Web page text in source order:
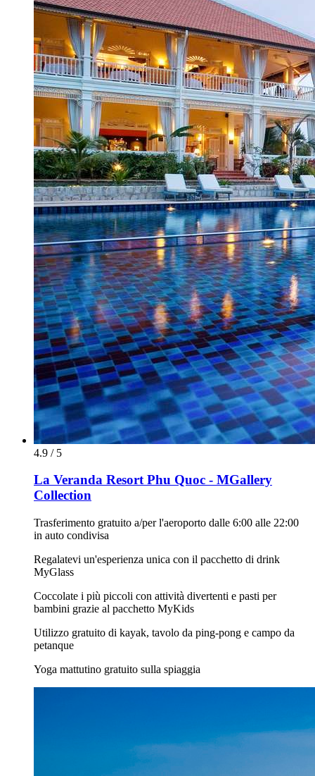
4.9 / 5
La Veranda Resort Phu Quoc - MGallery
Collection
Trasferimento gratuito a/per l'aeroporto dalle 6:00 alle 22:00
in auto condivisa
Regalatevi un'esperienza unica con il pacchetto di drink
MyGlass
Coccolate i più piccoli con attività divertenti e pasti per
bambini grazie al pacchetto MyKids
Utilizzo gratuito di kayak, tavolo da ping-pong e campo da
petanque
Yoga mattutino gratuito sulla spiaggia